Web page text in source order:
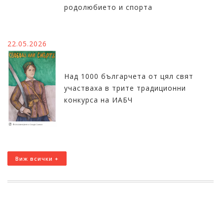
родолюбието и спорта
22.05.2026
Над 1000 българчета от цял свят
участваха в трите традиционни
конкурса на ИАБЧ
Виж всички +